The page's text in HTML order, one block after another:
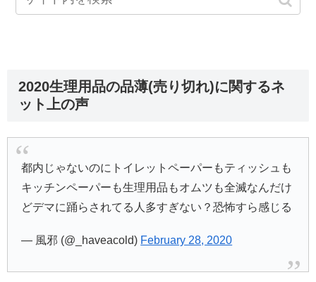
2020生理用品の品薄(売り切れ)に関するネ
ット上の声
都内じゃないのにトイレットペーパーもティッシュも
キッチンペーパーも生理用品もオムツも全滅なんだけ
どデマに踊らされてる人多すぎない？恐怖すら感じる
— 風邪 (@_haveacold) February 28, 2020